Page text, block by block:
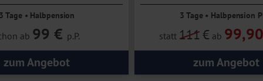
3 Tage • Halbpension
ab 99 € p.P.
zum Angebot
3 Tage • Halbpension
statt 111€ ab
zum Angebot